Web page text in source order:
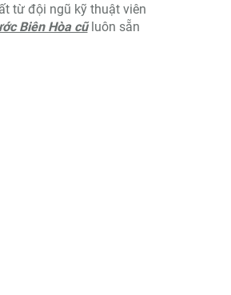
từ đội ngũ kỹ thuật viên
Biên Hòa cũluôn sẵn